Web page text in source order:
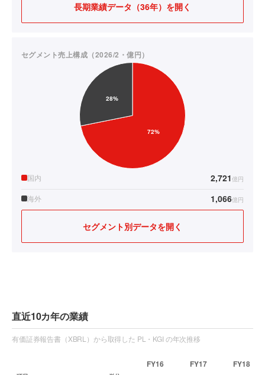
長期業績データ（36年）を開く
セグメント売上構成（2026/2・億円）
国内 2,721億円
海外 1,066億円
セグメント別データを開く
直近10カ年の業績
有価証券報告書（XBRL）から取得した PL・KGI の年次推移
FY16 FY17 FY18